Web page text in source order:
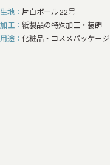
生地
片白ボール 22号
加工
紙製品の特殊加工・装飾
用途
化粧品・コスメパッケージ